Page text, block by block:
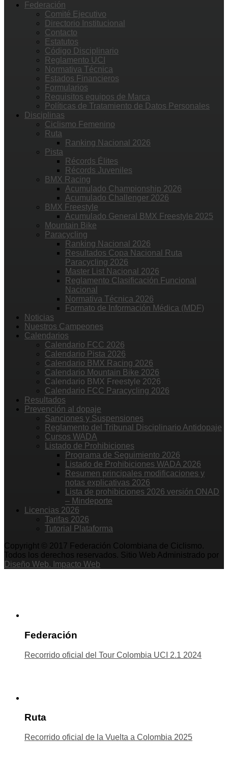
Federación
Comité Ejecutivo
Directorio Institucional
Contacto
Estatutos
Código Disciplinario
Reglamento UCI
Normativa Técnica
Estados Financieros
Formularios
Requisitos equipos de Marca
Políticas de Tratamiento de Datos Personales
Disciplinas
Ciclismo Femenino
Ruta
Ranking Nacional 2026
Pista
Récords Élites
Récords Juveniles
BMX Racing
Acumulado Championship 2026
Acumulado Challenger 2026
BMX Freestyle
Acumulado General BMX Freestyle 2025
Mountain Bike
Paracycling
Ranking Nacional 2026
Resultados Copa Nacional Ruta
Paracycling 2026
Master List Nacional 2026
Reglamento Clasificación Funcional
Nacional
Normativa Técnica 2026
Formato de Información Médica (MDF)
Noticias
Nuestros Campeones
Calendarios
Calendario FCC 2026
Calendario Pista 2026
Calendario BMX Racing 2026
Calendario Mountain Bike 2026
Calendario BMX Freestyle 2026
Calendario FCC Paracycling 2026
Resultados
Prevención al dopaje
Sanciones y Suspensiones
Reglamento del Tribunal Disciplinario Antidopaje
Cursos WADA
Listado de Prohibiciones
Programa de Seguimiento 2026
Listado de Prohibiciones WADA 2026
Resumen principales modificaciones y
notas explicativas 2026
Lista de prohibiciones 2026 versión ONAD
– Mindeporte
Licencias 2026
Tarifas 2026
Tutorial Plataforma
Copyright © 2017 Federación Colombiana de Ciclismo.
Todos los derechos reservados. Sitio Web Administrado por
Diseño Web. Impacto Web
Federación
Recorrido oficial del Tour Colombia UCI 2.1 2024
Ruta
Recorrido oficial de la Vuelta a Colombia 2025